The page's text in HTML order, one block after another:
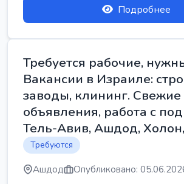
Подробнее
Требуется рабочие,
Вакансии в Израиле:
заводы, клининг. Свежие
объявления, работа с
Тель-Авив, Ашдод,
Требуются
Ашдод Опубликовано: